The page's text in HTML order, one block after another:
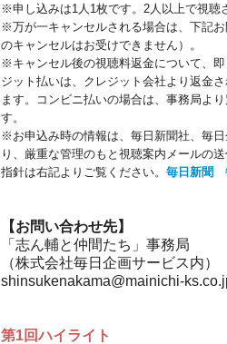
※申し込みは1人1枚です。2人以上で視聴
※万が一キャンセルされる場合は、下記
のキャンセルはお受けできません）。
※キャンセル後の視聴料返金について、
ジット払いは、クレジット会社より返金
ます。コンビニ払いの場合は、事務局よ
す。
※お申込み時の情報は、毎日新聞社、毎
り、厳重な管理のもと視聴案内メールの
指針は右記よりご覧ください。 毎日新聞
【お問い合わせ先】
「志ん輔と仲間たち」事務局
（株式会社毎日企画サービス内）
shinsukenakama@mainichi-
第1回ハイライト